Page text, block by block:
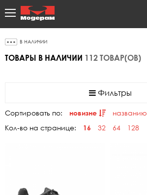
В НАЛИЧИИ
ТОВАРЫ В НАЛИЧИИ 112 ТОВАР(ОВ)
Фильтры
Сортировать по: новизне
названию
Кол-во на странице:
16 32 64 128